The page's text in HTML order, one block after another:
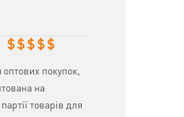
$ $ $ $ $
покупок,
на
товарів для